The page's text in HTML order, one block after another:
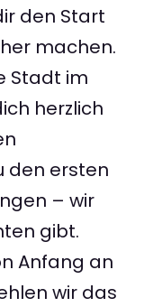
den Start
machen.
Stadt im
herzlich
den ersten
– wir
gibt.
Anfang an
wir das